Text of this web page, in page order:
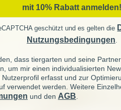
mit 10% Rabatt anmelden!
geschützt und es gelten die
Nutzungsbedingungen.
dass tiergarten und seine
um mir einen individualisierten
erfasst und zur
verwendet werden. Weitere
und den AGB